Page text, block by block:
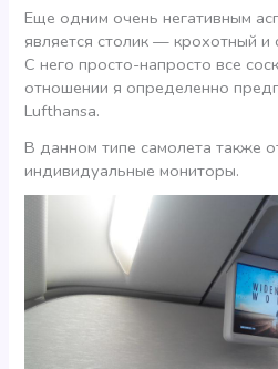
Еще одним очень негативным
является столик — крохотный
С него просто-напросто все
отношении я определенно
Lufthansa.
В данном типе самолета также
индивидуальные мониторы.